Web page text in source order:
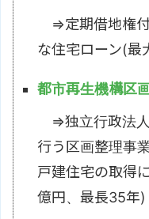
⇒定期借地権付
な住宅ローン(最
都市再生機構区
⇒独立行政法人
行う区画整理事
戸建住宅の取得
億円、最長35年)